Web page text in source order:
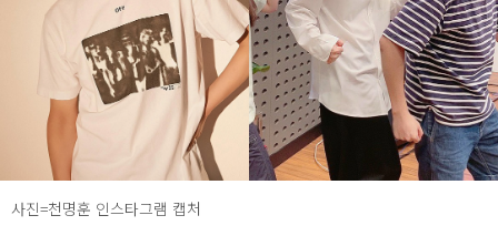
사진=천명훈 인스타그램 캡처